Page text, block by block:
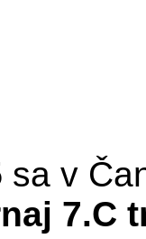
sa v
7.C